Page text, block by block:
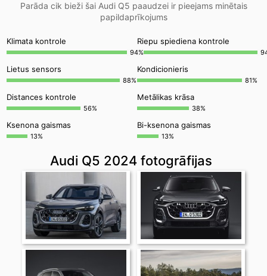
Parāda cik bieži šai Audi Q5 paaudzei ir pieejams minētais
papildaprīkojums
Klimata kontrole
94%
Riepu spiediena kontrole
Lietus sensors
88%
Kondicionieris
81%
Distances kontrole
56%
Metālikas krāsa
38%
Ksenona gaismas
13%
Bi-ksenona gaismas
13%
Audi Q5 2024 fotogrāfijas